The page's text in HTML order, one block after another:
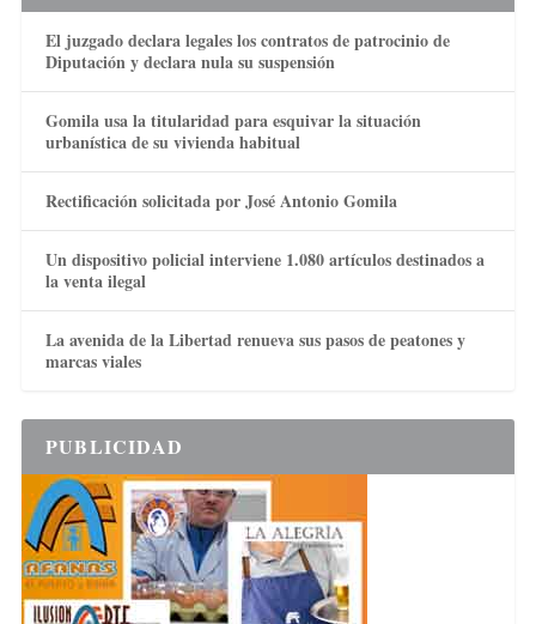
El juzgado declara legales los contratos de patrocinio de
Diputación y declara nula su suspensión
Gomila usa la titularidad para esquivar la situación
urbanística de su vivienda habitual
Rectificación solicitada por José Antonio Gomila
Un dispositivo policial interviene 1.080 artículos destinados a
la venta ilegal
La avenida de la Libertad renueva sus pasos de peatones y
marcas viales
PUBLICIDAD